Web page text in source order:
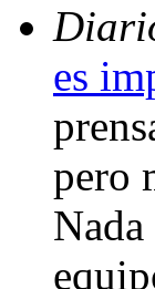
es
pero